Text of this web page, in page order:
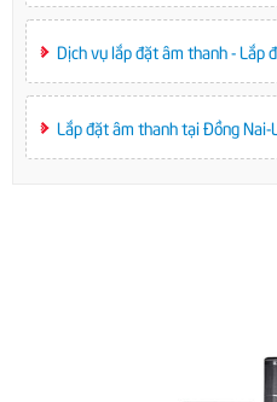
Dịch vụ lắp đặt âm thanh - Lắp
Lắp đặt âm thanh tại Đồng